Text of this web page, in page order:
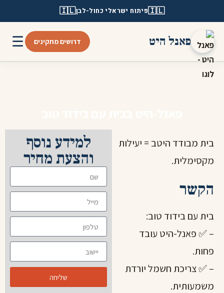
🇮🇱פיתוח ישראלי כחול-לבן🇮🇱
פאנל היט דרושים מתקינים ☰
בית מבודד היטב = יעילות
מקסימלית.
הקשר
בית עם בידוד טוב:
– ✅ פאנל-היט עובד
פחות.
– ✅ צריכת חשמל יורדת
משמעותית.
למידע נוסף
והצעת מחיר
שליחה